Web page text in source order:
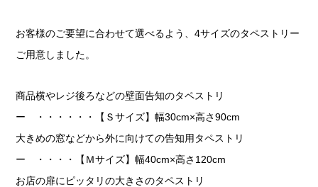
お客様のご要望に合わせて選べるよう、4サイズのタペストリー
ご用意しました。
商品横やレジ後ろなどの壁面告知のタペストリ
ー ・・・・・・【Ｓサイズ】幅30cm×高さ90cm
大きめの窓などから外に向けての告知用タペストリ
ー ・・・・【Ｍサイズ】幅40cm×高さ120cm
お店の扉にピッタリの大きさのタペストリ